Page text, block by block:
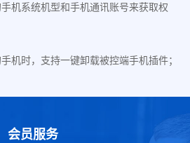
机系统机型和手机通讯账号来获取权
机时，支持一键卸载被控端手机插件；
会员服务